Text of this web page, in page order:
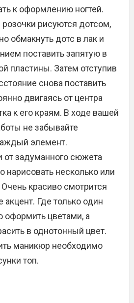
к оформлению ногтей.
рисуются дотсом,
обмакнуть дотс в лак и
поставить запятую в
пластины. Затем отступив
снова поставить
двигаясь от центра
к его краям. В ходе вашей
не забывайте
элемент.
от задуманного сюжета
нарисовать несколько или
красиво смотрится
акцент. Где только один
оформить цветами, а
в однотонный цвет.
маникюр необходимо
топ.